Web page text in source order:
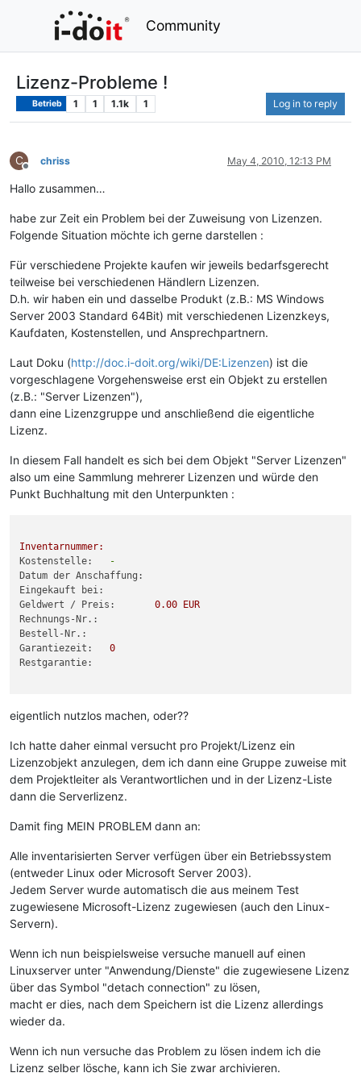
Community
Lizenz-Probleme !
Betrieb 1 1 1.1k 1 Log in to reply
C
Offline
chriss May 4, 2010, 12:13 PM
Hallo zusammen…
habe zur Zeit ein Problem bei der Zuweisung von Lizenzen.
Folgende Situation möchte ich gerne darstellen :
Für verschiedene Projekte kaufen wir jeweils bedarfsgerecht
teilweise bei verschiedenen Händlern Lizenzen.
D.h. wir haben ein und dasselbe Produkt (z.B.: MS Windows
Server 2003 Standard 64Bit) mit verschiedenen Lizenzkeys,
Kaufdaten, Kostenstellen, und Ansprechpartnern.
Laut Doku (http://doc.i-doit.org/wiki/DE:Lizenzen) ist die
vorgeschlagene Vorgehensweise erst ein Objekt zu erstellen
(z.B.: "Server Lizenzen"),
dann eine Lizenzgruppe und anschließend die eigentliche
Lizenz.
In diesem Fall handelt es sich bei dem Objekt "Server Lizenzen"
also um eine Sammlung mehrerer Lizenzen und würde den
Punkt Buchhaltung mit den Unterpunkten :
Inventarnummer:
Kostenstelle:
-
Datum der Anschaffung:
Eingekauft bei:
Geldwert / Preis:
0.00
EUR
Rechnungs-Nr.:
Bestell-Nr.:
Garantiezeit:
0
Restgarantie:
eigentlich nutzlos machen, oder??
Ich hatte daher einmal versucht pro Projekt/Lizenz ein
Lizenzobjekt anzulegen, dem ich dann eine Gruppe zuweise mit
dem Projektleiter als Verantwortlichen und in der Lizenz-Liste
dann die Serverlizenz.
Damit fing MEIN PROBLEM dann an:
Alle inventarisierten Server verfügen über ein Betriebssystem
(entweder Linux oder Microsoft Server 2003).
Jedem Server wurde automatisch die aus meinem Test
zugewiesene Microsoft-Lizenz zugewiesen (auch den Linux-
Servern).
Wenn ich nun beispielsweise versuche manuell auf einen
Linuxserver unter "Anwendung/Dienste" die zugewiesene Lizenz
über das Symbol "detach connection" zu lösen,
macht er dies, nach dem Speichern ist die Lizenz allerdings
wieder da.
Wenn ich nun versuche das Problem zu lösen indem ich die
Lizenz selber lösche, kann ich Sie zwar archivieren.